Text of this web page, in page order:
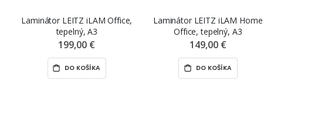
Laminátor LEITZ iLAM Office,
tepelný, A3
199,00 €
DO KOŠÍKA
Laminátor LEITZ iLAM Home
Office, tepelný, A3
149,00 €
DO KOŠÍKA